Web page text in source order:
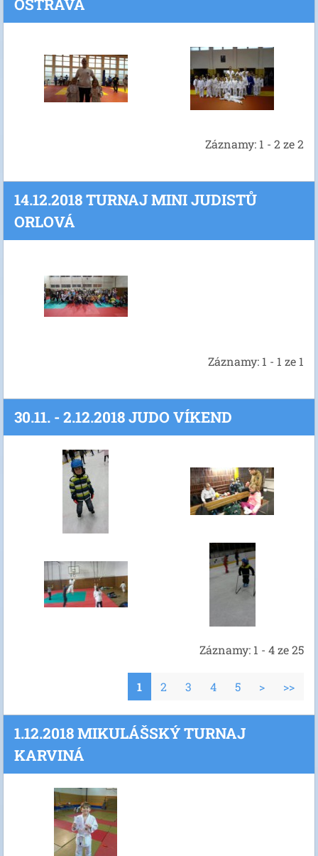
OSTRAVA
Záznamy: 1 - 2 ze 2
14.12.2018 TURNAJ MINI JUDISTŮ
ORLOVÁ
Záznamy: 1 - 1 ze 1
30.11. - 2.12.2018 JUDO VÍKEND
Záznamy: 1 - 4 ze 25
1 2 3 4 5 > >>
1.12.2018 MIKULÁŠSKÝ TURNAJ
KARVINÁ